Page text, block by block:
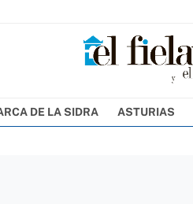
DE LA SIDRA ASTURIAS